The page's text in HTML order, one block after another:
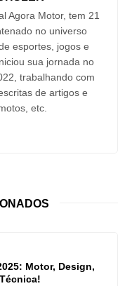
Agora Motor, tem 21
no universo
esportes, jogos e
sua jornada no
trabalhando com
de artigos e
etc.
Motor, Design,